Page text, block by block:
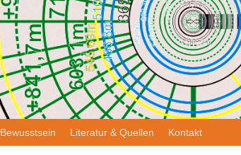
Bewusstsein Literatur & Quellen Kontakt